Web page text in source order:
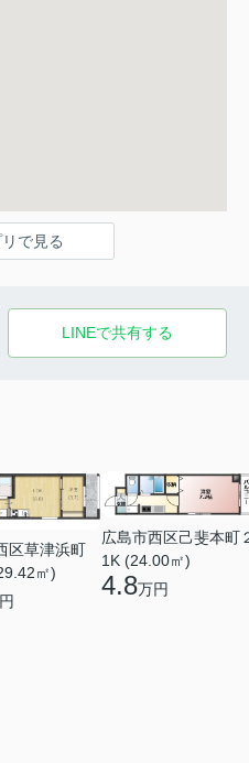
で見る
LINEで共有する
区草津浜町
㎡)
広島市西区己斐本町
1K (24.00㎡)
4.8万円